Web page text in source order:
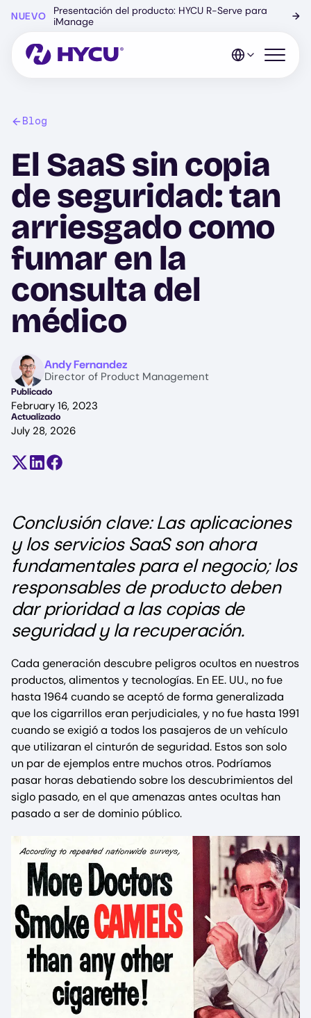
principal
NUEVO
Presentación del producto: HYCU R-Serve para
iManage
→
Abrir el
Blog
El SaaS sin copia
de seguridad: tan
arriesgado como
fumar en la
consulta del
médico
Image Andy Fernandez
Director of Product Management
Publicado
February 16, 2023
Actualizado
July 28, 2026
Compartir en X (antes Twitter)
Compartir en LinkedIn
Compartir en Facebook
Conclusión clave: Las aplicaciones
y los servicios SaaS son ahora
fundamentales para el negocio; los
responsables de producto deben
dar prioridad a las copias de
seguridad y la recuperación.
Cada generación descubre peligros ocultos en nuestros
productos, alimentos y tecnologías. En EE. UU., no fue
hasta 1964 cuando se aceptó de forma generalizada
que los cigarrillos eran perjudiciales, y no fue hasta 1991
cuando se exigió a todos los pasajeros de un vehículo
que utilizaran el cinturón de seguridad. Estos son solo
un par de ejemplos entre muchos otros. Podríamos
pasar horas debatiendo sobre los descubrimientos del
siglo pasado, en el que amenazas antes ocultas han
pasado a ser de dominio público.